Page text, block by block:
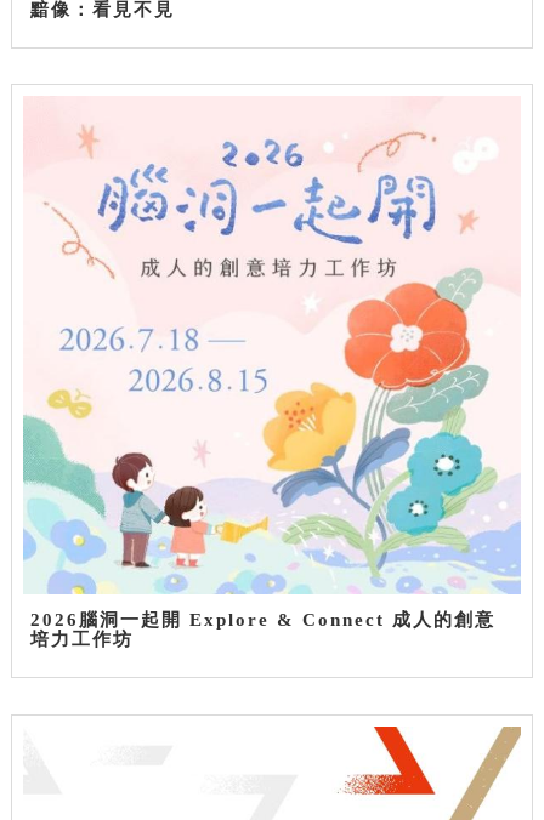
黯像：看見不見
2026腦洞一起開 Explore & Connect 成人的創意
培力工作坊